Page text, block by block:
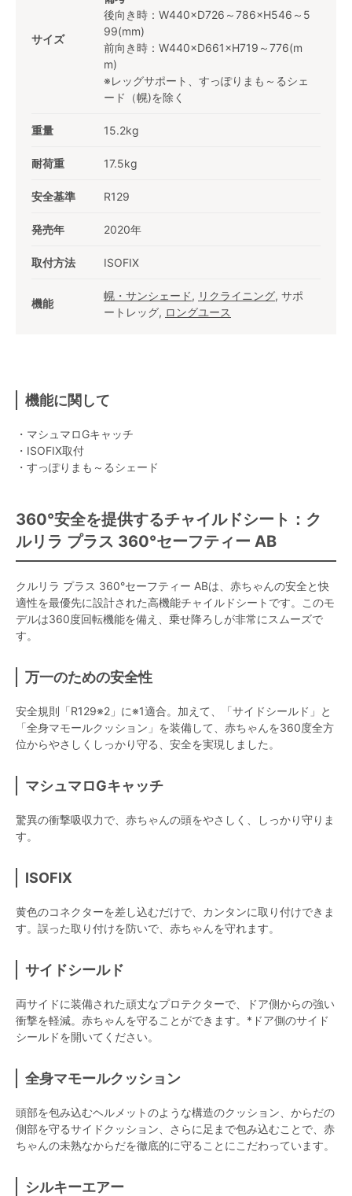
サイズ
後向き時：W440×D726～786×H546～5
99(mm)
前向き時：W440×D661×H719～776(m
m)
※レッグサポート、すっぽりまも～るシェ
ード（幌)を除く
重量 15.2kg
耐荷重 17.5kg
安全基準 R129
発売年 2020年
取付方法 ISOFIX
機能
幌・サンシェード, リクライニング, サポ
ートレッグ, ロングユース
機能に関して
・マシュマロGキャッチ
・ISOFIX取付
・すっぽりまも～るシェード
360°安全を提供するチャイルドシート：ク
ルリラ プラス 360°セーフティー AB
クルリラ プラス 360°セーフティー ABは、赤ちゃんの安全と快
適性を最優先に設計された高機能チャイルドシートです。このモ
デルは360度回転機能を備え、乗せ降ろしが非常にスムーズで
す。
万一のための安全性
安全規則「R129※2」に※1適合。加えて、「サイドシールド」と
「全身マモールクッション」を装備して、赤ちゃんを360度全方
位からやさしくしっかり守る、安全を実現しました。
マシュマロGキャッチ
驚異の衝撃吸収力で、赤ちゃんの頭をやさしく、しっかり守りま
す。
ISOFIX
黄色のコネクターを差し込むだけで、カンタンに取り付けできま
す。誤った取り付けを防いで、赤ちゃんを守れます。
サイドシールド
両サイドに装備された頑丈なプロテクターで、ドア側からの強い
衝撃を軽減。赤ちゃんを守ることができます。*ドア側のサイド
シールドを開いてください。
全身マモールクッション
頭部を包み込むヘルメットのような構造のクッション、からだの
側部を守るサイドクッション、さらに足まで包み込むことで、赤
ちゃんの未熟なからだを徹底的に守ることにこだわっています。
シルキーエアー